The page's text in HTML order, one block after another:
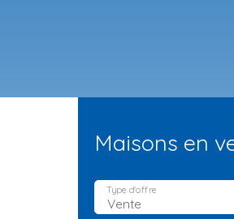
Maisons en
Vente
Type d'offre